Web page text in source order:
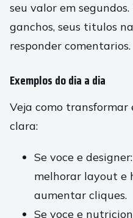
seu valor em segundos.
ganchos, seus titulos
responder comentarios.
Exemplos do dia a dia
Veja como transformar
clara:
Se voce e
melhorar layout e
aumentar cliques.
Se voce e